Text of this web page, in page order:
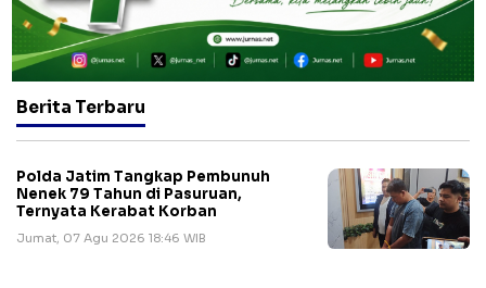
Berita Terbaru
Polda Jatim Tangkap Pembunuh
Nenek 79 Tahun di Pasuruan,
Ternyata Kerabat Korban
Jumat, 07 Agu 2026 18:46 WIB